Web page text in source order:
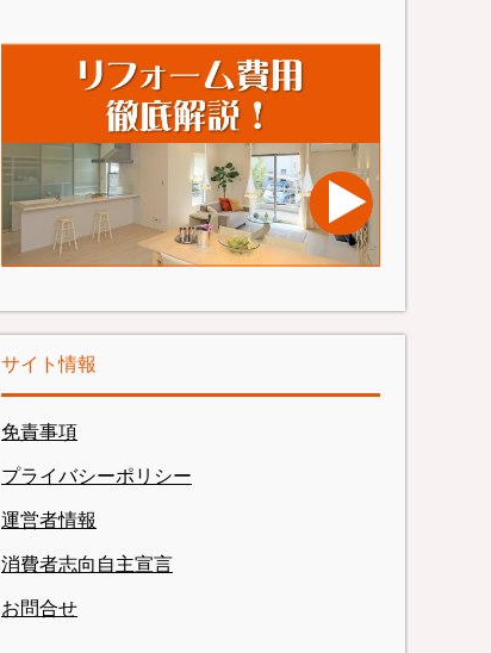
サイト情報
免責事項
プライバシーポリシー
運営者情報
消費者志向自主宣言
お問合せ